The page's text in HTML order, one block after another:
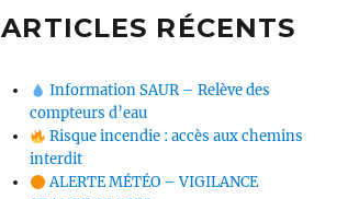
ARTICLES RÉCENTS
Information SAUR – Relève des
compteurs d’eau
Risque incendie : accès aux chemins
interdit
ALERTE MÉTÉO – VIGILANCE